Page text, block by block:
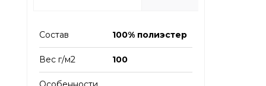
Состав 100% полиэстер
Вес г/м2 100